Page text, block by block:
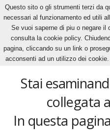
Home Tags Weekend
weekend
Stai
collegata
In questa
Questo sito o gli strumenti terzi da
necessari al funzionamento ed utili
Se vuoi saperne di piu o negare
consulta la cookie policy.
pagina, cliccando su un link o
acconsenti ad un utilizzo dei cookie.